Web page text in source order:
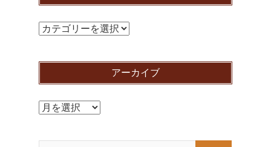
カ
ゴ
アーカイブ
ア
カ